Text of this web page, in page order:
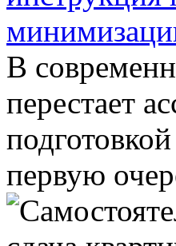
В
перестает
первую